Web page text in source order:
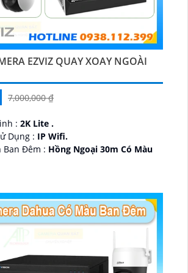
EZVIZ QUAY XOAY NGOÀI
7,000,000 ₫
: 2K Lite .
👍 Công Nghệ Sử Dụng : IP Wifi.
🌙 Khoảng Cách Ban Đêm : Hồng Ngoại 30m Có Màu